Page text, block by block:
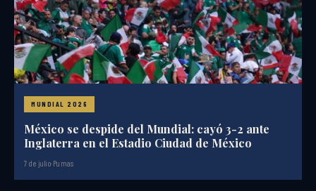
MUNDIAL 2026
México se despide del Mundial: cayó 3-2 ante
Inglaterra en el Estadio Ciudad de México
7 de julio·Pumas